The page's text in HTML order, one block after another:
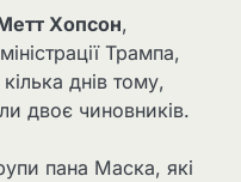
Хопсон,
Трампа,
днів тому,
двоє чиновників.
пана Маска, які